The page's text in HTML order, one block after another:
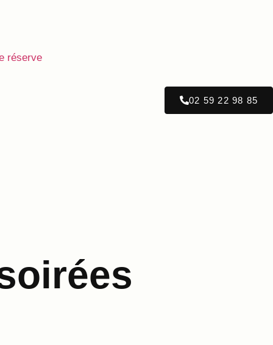
réserve
02 59 22 98 85